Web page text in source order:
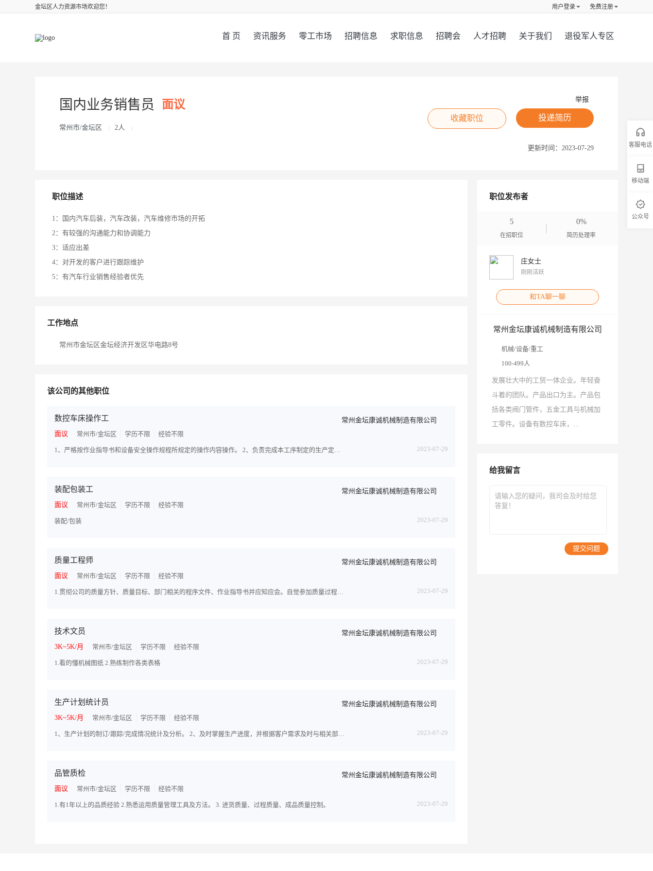
金坛区人力资源市场欢迎您！ 免费注册
用户登录
首 页 资讯服务 零工市场 招聘信息 求职信息 招聘会 人才招聘 关于我们 退役军人专区
国内业务销售员 面议
常州市/金坛区 2人
举报
投递简历
收藏职位
更新时间： 2023-07-29
职位描述
1：国内汽车后装，汽车改装，汽车维修市场的开拓
2：有较强的沟通能力和协调能力
3：适应出差
4：对开发的客户进行跟踪维护
5：有汽车行业销售经验者优先
工作地点
常州市金坛区金坛经济开发区华电路8号
该公司的其他职位
数控车床操作工
常州金坛康诚机械制造有限公司
面议
常州市/金坛区 学历不限 经验不限
1、严格按作业指导书和设备安全操作规程所规定的操作内容操作。 2、负责完成本工序制定的生产定额。 3、负责所使用机... 2023-07-29
装配包装工
常州金坛康诚机械制造有限公司
面议
常州市/金坛区 学历不限 经验不限
装配/包装 2023-07-29
质量工程师
常州金坛康诚机械制造有限公司
面议
常州市/金坛区 学历不限 经验不限
1.贯彻公司的质量方针、质量目标、部门相关的程序文件、作业指导书并应知应会。自觉参加质量过程，积极提出改进建议。... 2023-07-29
技术文员
常州金坛康诚机械制造有限公司
3K~5K/月
常州市/金坛区 学历不限 经验不限
1.看的懂机械图纸 2.熟练制作各类表格 2023-07-29
生产计划统计员
常州金坛康诚机械制造有限公司
3K~5K/月
常州市/金坛区 学历不限 经验不限
1、生产计划的制订/跟踪/完成情况统计及分析。 2、及时掌握生产进度，并根据客户需求及时与相关部门沟通确认，进行有... 2023-07-29
品管质检
常州金坛康诚机械制造有限公司
面议
常州市/金坛区 学历不限 经验不限
1.有1年以上的品质经验 2.熟悉运用质量管理工具及方法。 3. 进货质量、过程质量、成品质量控制。 2023-07-29
职位发布者
5
在招职位
0%
简历处理率
庄女士
刚刚活跃
和TA聊一聊
常州金坛康诚机械制造有限公司
机械/设备/重工
100-499人
发展壮大中的工贸一体企业。年轻奋
斗着的团队。产品出口为主。产品包
括各类阀门管件，五金工具与机械加
工零件。设备有数控车床，...
给我留言
提交问题
客服电话
移动端
公众号